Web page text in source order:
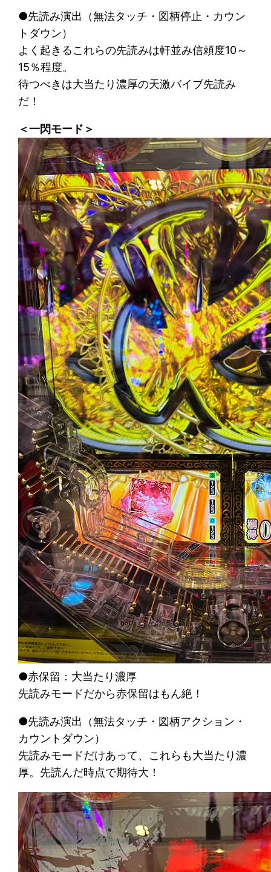
●先読み演出（無法タッチ・図柄停止・カウン
トダウン）
よく起きるこれらの先読みは軒並み信頼度10～
15％程度。
待つべきは大当たり濃厚の天激バイブ先読み
だ！
＜一閃モード＞
●赤保留：大当たり濃厚
先読みモードだから赤保留はもん絶！
●先読み演出（無法タッチ・図柄アクション・
カウントダウン）
先読みモードだけあって、これらも大当たり濃
厚。先読んだ時点で期待大！